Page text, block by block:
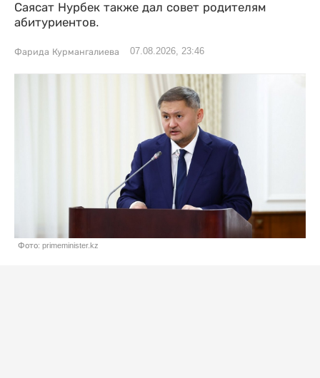
Саясат Нурбек также дал совет родителям
абитуриентов.
Фарида Курмангалиева 07.08.2026, 23:46
Фото: primeminister.kz